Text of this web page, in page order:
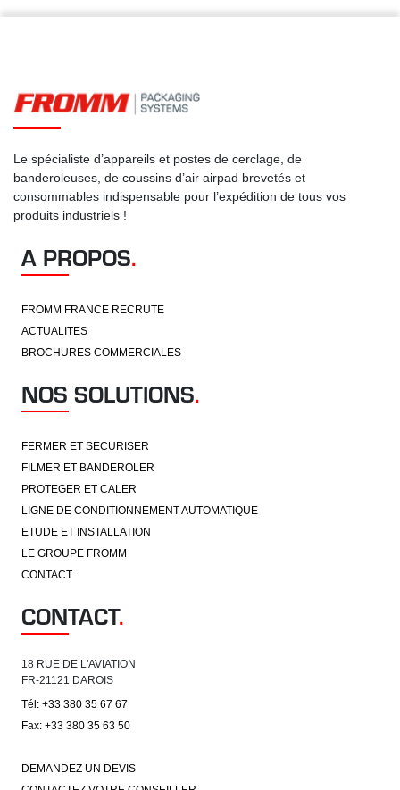
Le spécialiste d’appareils et postes de cerclage, de
banderoleuses, de coussins d’air airpad brevetés et
consommables indispensable pour l’expédition de tous vos
produits industriels !
A PROPOS.
FROMM FRANCE RECRUTE
ACTUALITES
BROCHURES COMMERCIALES
NOS SOLUTIONS.
FERMER ET SECURISER
FILMER ET BANDEROLER
PROTEGER ET CALER
LIGNE DE CONDITIONNEMENT AUTOMATIQUE
ETUDE ET INSTALLATION
LE GROUPE FROMM
CONTACT
CONTACT.
18 RUE DE L'AVIATION
FR-21121 DAROIS
Tél: +33 380 35 67 67
Fax: +33 380 35 63 50
DEMANDEZ UN DEVIS